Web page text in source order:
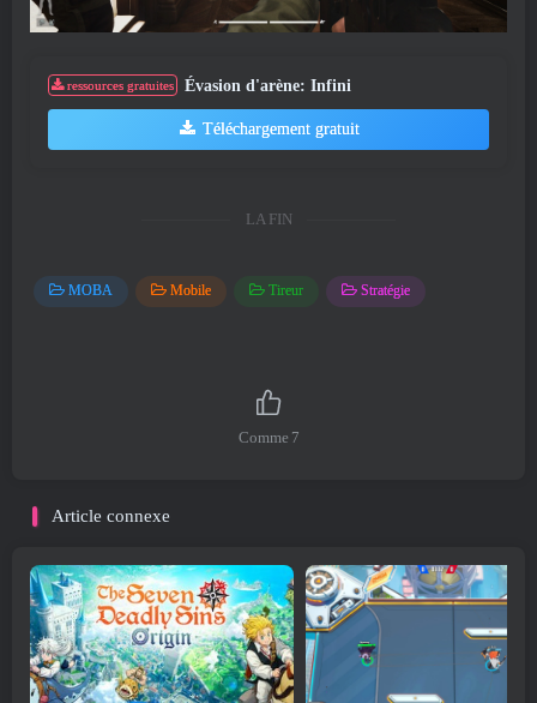
ressources gratuites Évasion d'arène: Infini
Téléchargement gratuit
LA FIN
MOBA Mobile Tireur Stratégie
Comme 7
Article connexe